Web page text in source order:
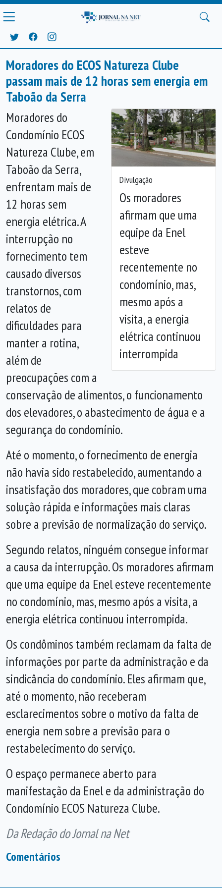
Moradores do ECOS Natureza Clube
passam mais de 12 horas sem energia em
Taboão da Serra
Divulgação
Os moradores
afirmam que uma
equipe da Enel
esteve
recentemente no
condomínio, mas,
mesmo após a
visita, a energia
elétrica continuou
interrompida
Anterior
Moradores do
Condomínio ECOS
Natureza Clube, em
Taboão da Serra,
enfrentam mais de
12 horas sem
energia elétrica. A
interrupção no
fornecimento tem
causado diversos
transtornos, com
relatos de
dificuldades para
manter a rotina,
além de
preocupações com a
conservação de alimentos, o funcionamento
dos elevadores, o abastecimento de água e a
segurança do condomínio.
Até o momento, o fornecimento de energia
não havia sido restabelecido, aumentando a
insatisfação dos moradores, que cobram uma
solução rápida e informações mais claras
sobre a previsão de normalização do serviço.
Segundo relatos, ninguém consegue informar
a causa da interrupção. Os moradores afirmam
que uma equipe da Enel esteve recentemente
no condomínio, mas, mesmo após a visita, a
energia elétrica continuou interrompida.
Os condôminos também reclamam da falta de
informações por parte da administração e da
sindicância do condomínio. Eles afirmam que,
até o momento, não receberam
esclarecimentos sobre o motivo da falta de
energia nem sobre a previsão para o
restabelecimento do serviço.
O espaço permanece aberto para
manifestação da Enel e da administração do
Condomínio ECOS Natureza Clube.
Da Redação do Jornal na Net
Comentários